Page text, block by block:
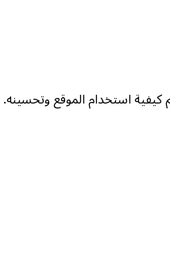
استخدام الموقع